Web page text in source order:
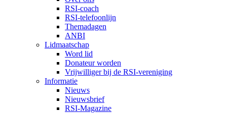
RSI-coach
RSI-telefoonlijn
Themadagen
ANBI
Lidmaatschap
Word lid
Donateur worden
Vrijwilliger bij de RSI-vereniging
Informatie
Nieuws
Nieuwsbrief
RSI-Magazine